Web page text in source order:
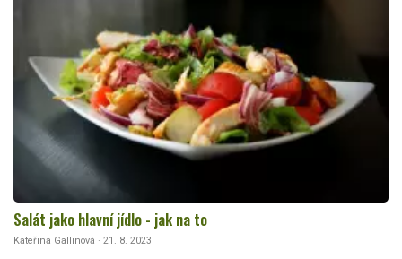
Salát jako hlavní jídlo - jak na to
Kateřina Gallinová · 21. 8. 2023